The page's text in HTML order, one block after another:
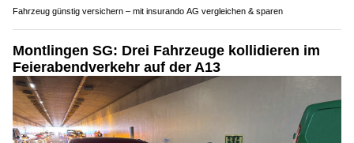
Fahrzeug günstig versichern – mit insurando AG vergleichen & sparen
Montlingen SG: Drei Fahrzeuge kollidieren im
Feierabendverkehr auf der A13